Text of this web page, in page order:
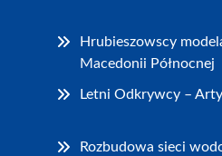
Hrubieszowscy
Macedonii Północnej
Letni Odkrywcy –
Rozbudowa sieci